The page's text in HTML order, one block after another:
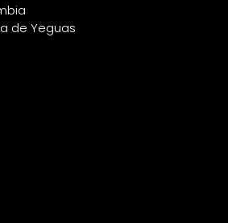
de Yeguas